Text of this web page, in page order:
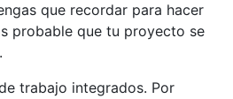
que recordar para hacer
probable que tu proyecto se
trabajo integrados. Por